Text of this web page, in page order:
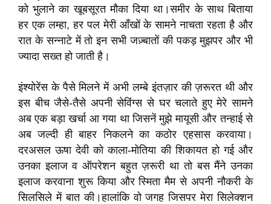
को भुलाने का खूबसूरत मौका दिया था।समीर के साथ बिताया
हर एक लम्हा, हर पल मेरी आँखों के सामने नाचता रहता है और
रात के सन्नाटे में तो इन सभी जज़्बातों की पकड़ मुझपर और भी
ज्यादा सख्त हो जाती है।
इंश्योरेंस के पैसे मिलने में अभी लम्बे इंतज़ार की ज़रूरत थी और
इस बीच जैसे-तैसे अपनी सेविंग्स से घर चलाते हुए मेरे सामने
अब एक बड़ा खर्चा आ गया था जिसनें मुझे मायूसी और तन्हाई से
अब जल्दी ही बाहर निकलने का कठोर एहसास करवाया।
दरअसल ऊषा देवी को काला-मोतिया की शिकायत हो गई और
उनका इलाज व ऑपरेशन बहुत ज़रूरी था तो बस मैंने उनका
इलाज करवाना शुरू किया और स्मिता मैम से अपनी नौकरी के
सिलसिले में बात की।हालांकि वो जगह जिसपर मेरा सिलेक्शन